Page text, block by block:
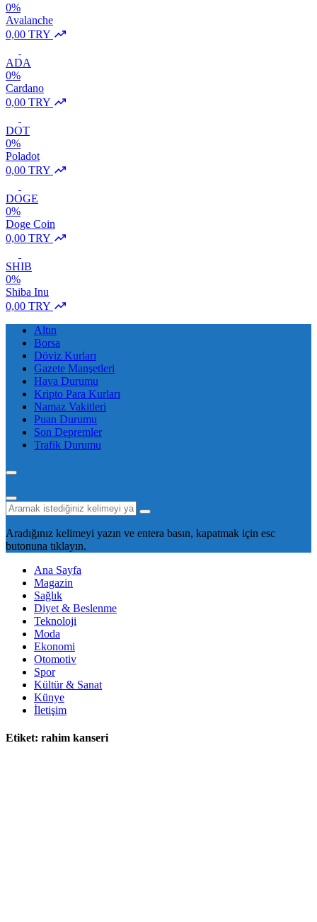
0%
Avalanche
0,00 TRY
ADA
0%
Cardano
0,00 TRY
DOT
0%
Poladot
0,00 TRY
DOGE
0%
Doge Coin
0,00 TRY
SHIB
0%
Shiba Inu
0,00 TRY
Altın
Borsa
Döviz Kurları
Gazete Manşetleri
Hava Durumu
Kripto Para Kurları
Namaz Vakitleri
Puan Durumu
Son Depremler
Trafik Durumu
Aradığınız kelimeyi yazın ve entera basın, kapatmak için esc
butonuna tıklayın.
Ana Sayfa
Magazin
Sağlık
Diyet & Beslenme
Teknoloji
Moda
Ekonomi
Otomotiv
Spor
Kültür & Sanat
Künye
İletişim
Etiket: rahim kanseri